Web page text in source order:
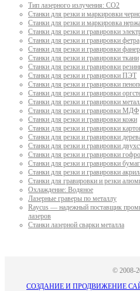
Тип лазерного излучения: СО2
Станки для резки и маркировки
Станки для резки и маркировка
Станки для резки и гравировки
Станки для резки и гравировки фетра
Станки для резки и гравировки
Станки для резки и гравировки ткани
Станки для резки и гравировки
Станки для резки и гравировки ПЭТ
Станки для резки и гравировки
Станки для резки и гравировки
Станки для резки и гравировки
Станки для резки и гравировки МДФ
Станки для резки и гравировки кожи
Станки для резки и гравировки
Станки для резки и гравировки
Станки для резки и гравировки
Станки для резки и гравировки
Станки для резки и гравировки
Станки для резки и гравировки
Станки для гравировки и резки
Охлаждение: Водяное
Лазерные граверы по металлу
Raycus — надежный поставщик
лазеров
Cтанки лазерной сварки металла
© 2008-
СОЗДАНИЕ И ПРОДВИЖЕНИЕ